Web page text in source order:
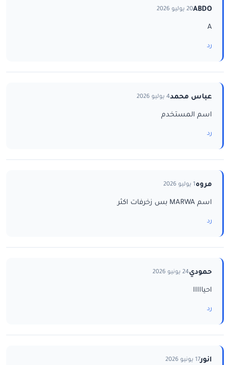
ABDO20 يوليو 2026
A
رد
عباس محمد4 يوليو 2026
اسم المستخدم
رد
مروه1 يوليو 2026
اسم MARWA بس زخرفات اكثر
رد
حمودي24 يونيو 2026
احيااااا
رد
انور17 يونيو 2026